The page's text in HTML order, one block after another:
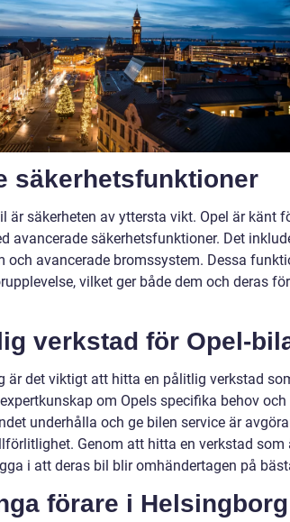
säkerhetsfunktioner
är säkerheten av yttersta vikt. Opel är känt
avancerade säkerhetsfunktioner. Det
avancerade bromssystem. Dessa
vilket ger både dem och deras
verkstad för Opel-
är det viktigt att hitta en pålitlig verkstad
om Opels specifika behov och
underhålla och ge bilen service är
Genom att hitta en verkstad som
i att deras bil blir omhändertagen på
förare i Helsingborg